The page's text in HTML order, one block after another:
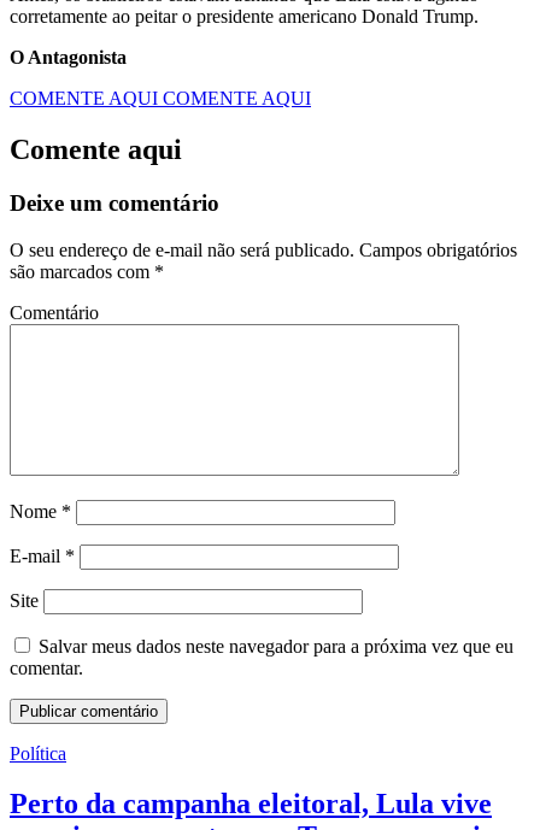
corretamente ao peitar o presidente americano Donald Trump.
O Antagonista
COMENTE AQUI COMENTE AQUI
Comente aqui
Deixe um comentário
O seu endereço de e-mail não será publicado. Campos obrigatórios
são marcados com *
Comentário
Nome *
E-mail *
Site
Salvar meus dados neste navegador para a próxima vez que eu
comentar.
Política
Perto da campanha eleitoral, Lula vive